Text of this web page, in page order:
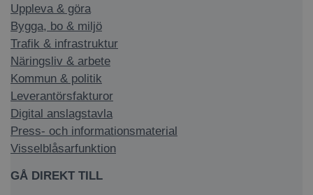
Uppleva & göra
Bygga, bo & miljö
Trafik & infrastruktur
Näringsliv & arbete
Kommun & politik
Leverantörsfakturor
Digital anslagstavla
Press- och informationsmaterial
Visselblåsarfunktion
GÅ DIREKT TILL